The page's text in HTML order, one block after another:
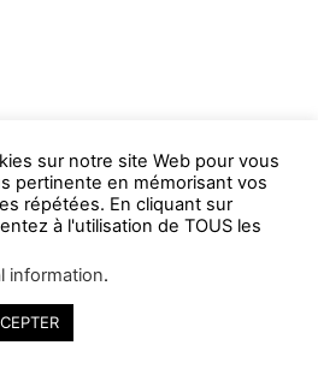
sur notre site Web pour vous
pertinente en mémorisant vos
répétées. En cliquant sur
à l'utilisation de TOUS les
information.